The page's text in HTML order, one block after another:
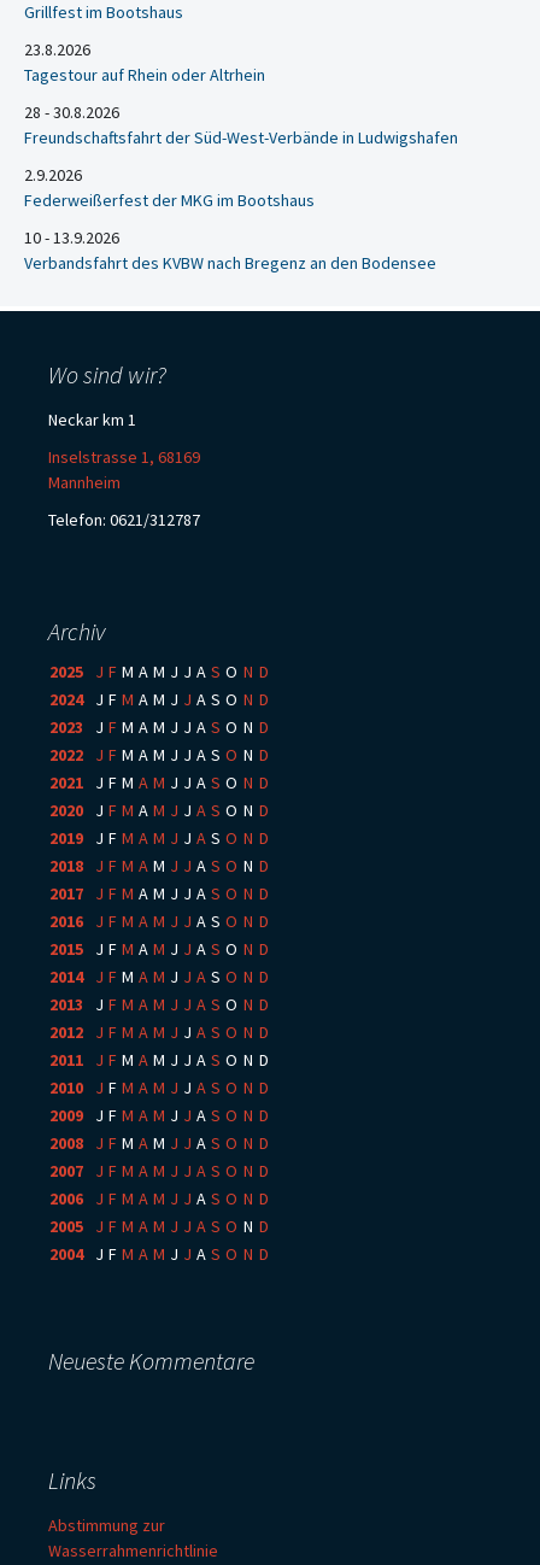
Grillfest im Bootshaus
23.8.2026
Tagestour auf Rhein oder Altrhein
28 - 30.8.2026
Freundschaftsfahrt der Süd-West-Verbände in Ludwigshafen
2.9.2026
Federweißerfest der MKG im Bootshaus
10 - 13.9.2026
Verbandsfahrt des KVBW nach Bregenz an den Bodensee
Wo sind wir?
Neckar km 1
Inselstrasse 1, 68169
Mannheim
Telefon: 0621/312787
Archiv
2025 J F M A M J J A S O N D
2024: J F M A M J J A S O N D
2023
J F M A M J J A S O N D
2022
J F M A M J J A S O N D
2021
J F M A M J J A S O N D
2020
J F M A M J J A S O N D
2019
J F M A M J J A S O N D
2018
J F M A M J J A S O N D
2017
J F M A M J J A S O N D
2016
J F M A M J J A S O N D
2015
J F M A M J J A S O N D
2014: J F M A M J J A S O N D
2013
J F M A M J J A S O N D
2012
J F M A M J J A S O N D
2011
J F M A M J J A S O N D
2010
J F M A M J J A S O N D
2009
J F M A M J J A S O N D
2008
J F M A M J J A S O N D
2007
J F M A M J J A S O N D
2006
J F M A M J J A S O N D
2005
J F M A M J J A S O N D
2004: J F M A M J J A S O N D
Neueste Kommentare
Links
Abstimmung zur
Wasserrahmenrichtlinie